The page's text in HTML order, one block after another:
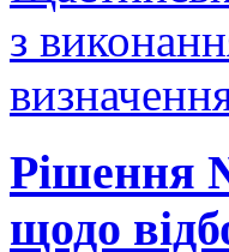
з
Рішення
щодо